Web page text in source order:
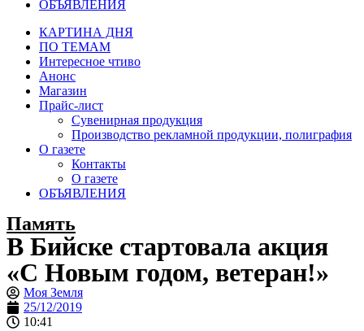
ОБЪЯВЛЕНИЯ
КАРТИНА ДНЯ
ПО ТЕМАМ
Интересное чтиво
Анонс
Магазин
Прайс-лист
Сувенирная продукция
Производство рекламной продукции, полиграфия
О газете
Контакты
О газете
ОБЪЯВЛЕНИЯ
Память
В Бийске стартовала акция
«С Новым годом, ветеран!»
Моя Земля
25/12/2019
10:41